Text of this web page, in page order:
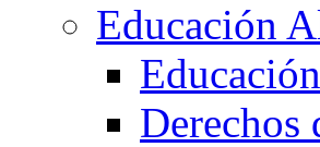
Educación
Derechos